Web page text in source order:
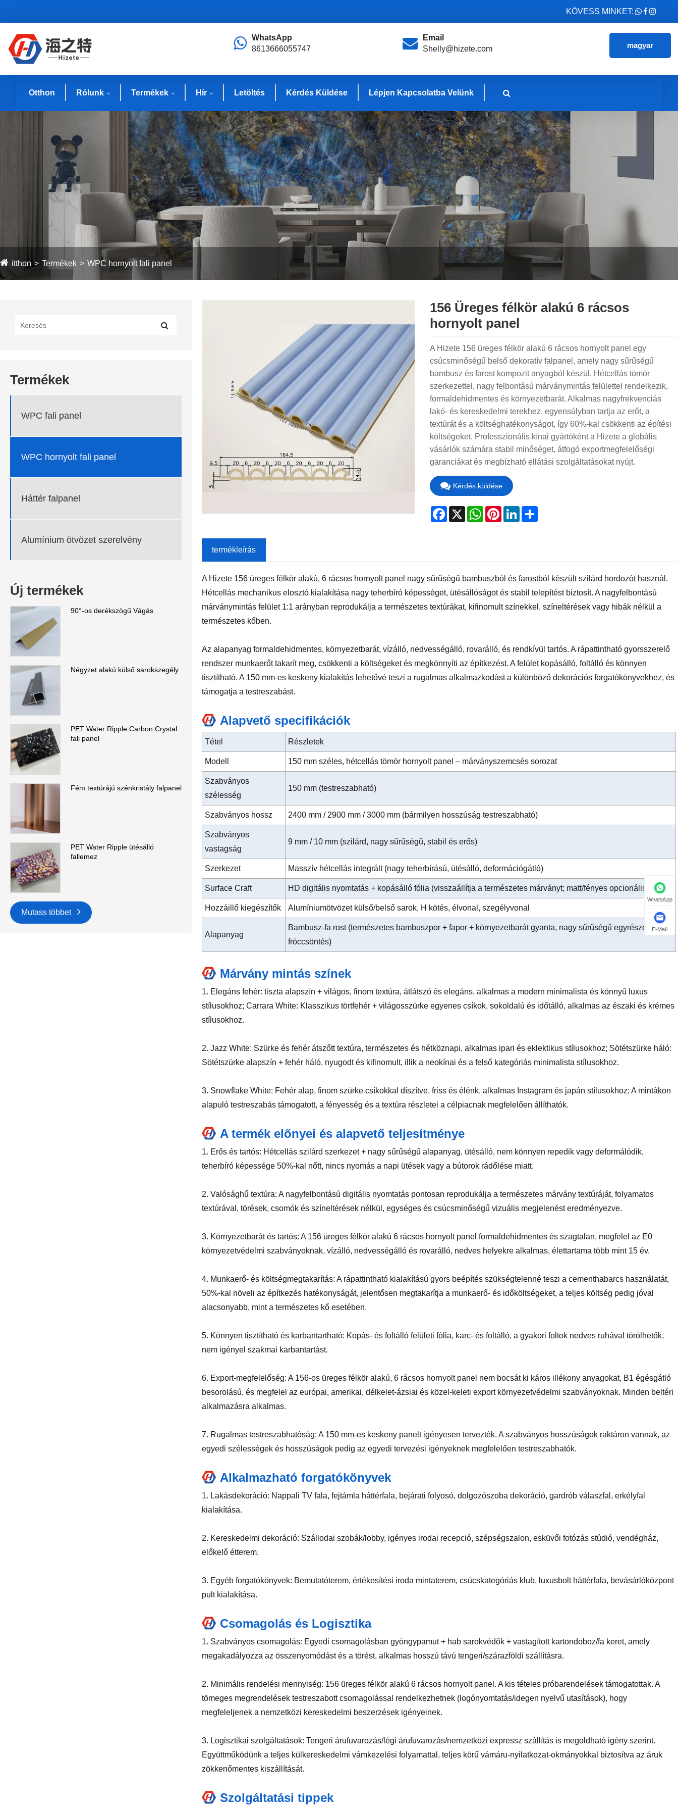
KÖVESS MINKET:
WhatsApp
8613666055747
Email
Shelly@hizete.com
magyar
Otthon Rólunk Termékek Hír Letöltés Kérdés Küldése Lépjen Kapcsolatba Velünk
itthon Termékek WPC hornyolt fali panel
Termékek
WPC fali panel
WPC hornyolt fali panel
Háttér falpanel
Alumínium ötvözet szerelvény
Új termékek
90°-os derékszögű Vágás
Négyzet alakú külső sarokszegély
PET Water Ripple Carbon Crystal
fali panel
Fém textúrájú szénkristály falpanel
PET Water Ripple ütésálló
fallemez
Mutass többet
156 Üreges félkör alakú 6 rácsos
hornyolt panel
A Hizete 156 üreges félkör alakú 6 rácsos hornyolt panel egy
csúcsminőségű belső dekoratív falpanel, amely nagy sűrűségű
bambusz és farost kompozit anyagból készül. Hétcellás tömör
szerkezettel, nagy felbontású márványmintás felülettel rendelkezik,
formaldehidmentes és környezetbarát. Alkalmas nagyfrekvenciás
lakó- és kereskedelmi terekhez, egyensúlyban tartja az erőt, a
textúrát és a költséghatékonyságot, így 60%-kal csökkenti az építési
költségeket. Professzionális kínai gyártóként a Hizete a globális
vásárlók számára stabil minőséget, átfogó exportmegfelelőségi
garanciákat és megbízható ellátási szolgáltatásokat nyújt.
Kérdés küldése
Facebook
X WhatsApp
PinterestLinkedInShare
termékleírás
A Hizete 156 üreges félkör alakú, 6 rácsos hornyolt panel nagy sűrűségű bambuszból és farostból készült szilárd hordozót használ.
Hétcellás mechanikus elosztó kialakítása nagy teherbíró képességet, ütésállóságot és stabil telepítést biztosít. A nagyfelbontású
márványmintás felület 1:1 arányban reprodukálja a természetes textúrákat, kifinomult színekkel, színeltérések vagy hibák nélkül a
természetes kőben.
Az alapanyag formaldehidmentes, környezetbarát, vízálló, nedvességálló, rovarálló, és rendkívül tartós. A rápattintható gyorsszerelő
rendszer munkaerőt takarít meg, csökkenti a költségeket és megkönnyíti az építkezést. A felület kopásálló, foltálló és könnyen
tisztítható. A 150 mm-es keskeny kialakítás lehetővé teszi a rugalmas alkalmazkodást a különböző dekorációs forgatókönyvekhez, és
támogatja a testreszabást.
Alapvető specifikációk
Tétel Részletek
Modell 150 mm széles, hétcellás tömör hornyolt panel – márványszemcsés sorozat
Szabványos
szélesség
150 mm (testreszabható)
Szabványos hossz 2400 mm / 2900 mm / 3000 mm (bármilyen hosszúság testreszabható)
Szabványos
vastagság
9 mm / 10 mm (szilárd, nagy sűrűségű, stabil és erős)
Szerkezet Masszív hétcellás integrált (nagy teherbírású, ütésálló, deformációgátló)
Surface Craft HD digitális nyomtatás + kopásálló fólia (visszaállítja a természetes márványt; matt/fényes opcionális)
Hozzáillő kiegészítők Alumíniumötvözet külső/belső sarok, H kötés, élvonal, szegélyvonal
Alapanyag
Bambusz-fa rost (természetes bambuszpor + fapor + környezetbarát gyanta, nagy sűrűségű egyrészes
fröccsöntés)
Márvány mintás színek
1. Elegáns fehér: tiszta alapszín + világos, finom textúra, átlátszó és elegáns, alkalmas a modern minimalista és könnyű luxus
stílusokhoz; Carrara White: Klasszikus törtfehér + világosszürke egyenes csíkok, sokoldalú és időtálló, alkalmas az északi és krémes
stílusokhoz.
2. Jazz White: Szürke és fehér átszőtt textúra, természetes és hétköznapi, alkalmas ipari és eklektikus stílusokhoz; Sötétszürke háló:
Sötétszürke alapszín + fehér háló, nyugodt és kifinomult, illik a neokínai és a felső kategóriás minimalista stílusokhoz.
3. Snowflake White: Fehér alap, finom szürke csíkokkal díszítve, friss és élénk, alkalmas Instagram és japán stílusokhoz; A mintákon
alapuló testreszabás támogatott, a fényesség és a textúra részletei a célpiacnak megfelelően állíthatók.
A termék előnyei és alapvető teljesítménye
1. Erős és tartós: Hétcellás szilárd szerkezet + nagy sűrűségű alapanyag, ütésálló, nem könnyen repedik vagy deformálódik,
teherbíró képessége 50%-kal nőtt, nincs nyomás a napi ütések vagy a bútorok rádőlése miatt.
2. Valósághű textúra: A nagyfelbontású digitális nyomtatás pontosan reprodukálja a természetes márvány textúráját, folyamatos
textúrával, törések, csomók és színeltérések nélkül, egységes és csúcsminőségű vizuális megjelenést eredményezve.
3. Környezetbarát és tartós: A 156 üreges félkör alakú 6 rácsos hornyolt panel formaldehidmentes és szagtalan, megfelel az E0
környezetvédelmi szabványoknak, vízálló, nedvességálló és rovarálló, nedves helyekre alkalmas, élettartama több mint 15 év.
4. Munkaerő- és költségmegtakarítás: A rápattintható kialakítású gyors beépítés szükségtelenné teszi a cementhabarcs használatát,
50%-kal növeli az építkezés hatékonyságát, jelentősen megtakarítja a munkaerő- és időköltségeket, a teljes költség pedig jóval
alacsonyabb, mint a természetes kő esetében.
5. Könnyen tisztítható és karbantartható: Kopás- és foltálló felületi fólia, karc- és foltálló, a gyakori foltok nedves ruhával törölhetők,
nem igényel szakmai karbantartást.
6. Export-megfelelőség: A 156-os üreges félkör alakú, 6 rácsos hornyolt panel nem bocsát ki káros illékony anyagokat, B1 égésgátló
besorolású, és megfelel az európai, amerikai, délkelet-ázsiai és közel-keleti export környezetvédelmi szabványoknak. Minden beltéri
alkalmazásra alkalmas.
7. Rugalmas testreszabhatóság: A 150 mm-es keskeny panelt igényesen tervezték. A szabványos hosszúságok raktáron vannak, az
egyedi szélességek és hosszúságok pedig az egyedi tervezési igényeknek megfelelően testreszabhatók.
Alkalmazható forgatókönyvek
1. Lakásdekoráció: Nappali TV fala, fejtámla háttérfala, bejárati folyosó, dolgozószoba dekoráció, gardrób válaszfal, erkélyfal
kialakítása.
2. Kereskedelmi dekoráció: Szállodai szobák/lobby, igényes irodai recepció, szépségszalon, esküvői fotózás stúdió, vendégház,
előkelő étterem.
3. Egyéb forgatókönyvek: Bemutatóterem, értékesítési iroda mintaterem, csúcskategóriás klub, luxusbolt háttérfala, bevásárlóközpont
pult kialakítása.
Csomagolás és Logisztika
1. Szabványos csomagolás: Egyedi csomagolásban gyöngypamut + hab sarokvédők + vastagított kartondoboz/fa keret, amely
megakadályozza az összenyomódást és a törést, alkalmas hosszú távú tengeri/szárazföldi szállításra.
2. Minimális rendelési mennyiség: 156 üreges félkör alakú 6 rácsos hornyolt panel. A kis tételes próbarendelések támogatottak. A
tömeges megrendelések testreszabott csomagolással rendelkezhetnek (logónyomtatás/idegen nyelvű utasítások), hogy
megfeleljenek a nemzetközi kereskedelmi beszerzések igényeinek.
3. Logisztikai szolgáltatások: Tengeri árufuvarozás/légi árufuvarozás/nemzetközi expressz szállítás is megoldható igény szerint.
Együttműködünk a teljes külkereskedelmi vámkezelési folyamattal, teljes körű vámáru-nyilatkozat-okmányokkal biztosítva az áruk
zökkenőmentes kiszállítását.
Szolgáltatási tippek
WhatsApp
E-Mail